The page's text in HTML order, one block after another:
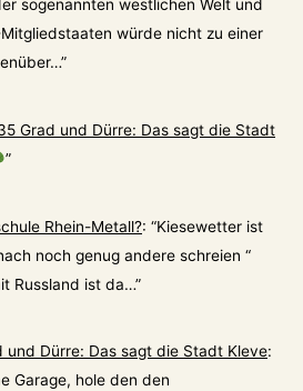
sogenannten westlichen Welt und
würde nicht zu einer
”
Grad und Dürre: Das sagt die Stadt
”
Rhein-Metall?: “Kiesewetter ist
noch genug andere schreien “
Russland ist da…”
und Dürre: Das sagt die Stadt Kleve:
Garage, hole den den